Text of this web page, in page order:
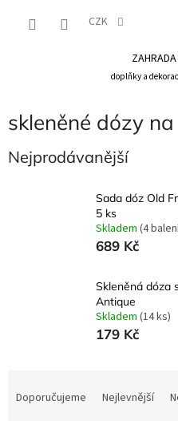
CZK
doplňky a
skleněné dózy
Nejprodávanější
Sada dóz Old
5 ks
Skladem (4
689 Kč
Skleněná dóza
Antique
Skladem (14 ks)
179 Kč
aDoporučujeme Nejlevnější